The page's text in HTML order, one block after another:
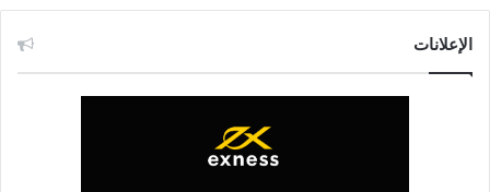
الإعلانات